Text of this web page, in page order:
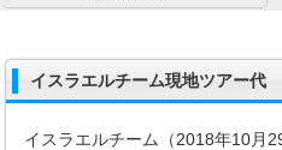
イスラエルチーム現地ツアー代
イスラエルチーム（2018年10月